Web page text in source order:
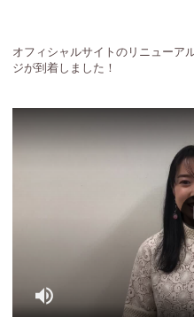
オフィシャルサイトのリニューア
ジが到着しました！